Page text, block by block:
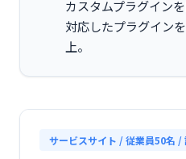
カスタムプラグイン
対応したプラグイン
上。
サービスサイト / 従業員50名 /